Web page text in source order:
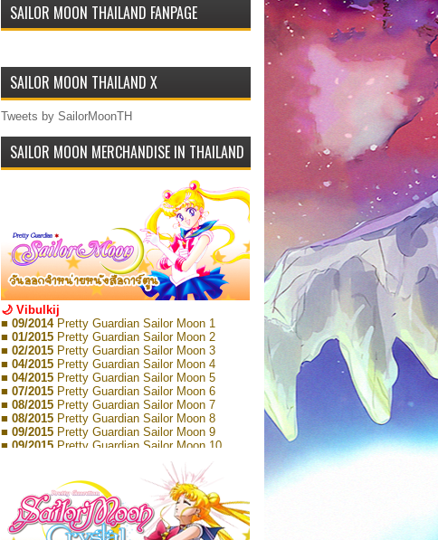
SAILOR MOON THAILAND FANPAGE
SAILOR MOON THAILAND X
Tweets by SailorMoonTH
SAILOR MOON MERCHANDISE IN THAILAND
🌙 Vibulkij
■ 09/2014 Pretty Guardian Sailor Moon 1
■ 01/2015 Pretty Guardian Sailor Moon 2
■ 02/2015 Pretty Guardian Sailor Moon 3
■ 04/2015 Pretty Guardian Sailor Moon 4
■ 04/2015 Pretty Guardian Sailor Moon 5
■ 07/2015 Pretty Guardian Sailor Moon 6
■ 08/2015 Pretty Guardian Sailor Moon 7
■ 08/2015 Pretty Guardian Sailor Moon 8
■ 09/2015 Pretty Guardian Sailor Moon 9
■ 09/2015 Pretty Guardian Sailor Moon 10
Pretty Guardian Sailor Moon 11
Pretty Guardian Sailor Moon 12
Pretty Guardian Sailor Moon Short
Stories 1
■ 09/2018Pretty Guardian Sailor Moon Short
Stories 2